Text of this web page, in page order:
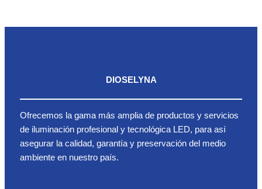
DIOSELYNA
Ofrecemos la gama más amplia de productos y servicios
de iluminación profesional y tecnológica LED, para así
asegurar la calidad, garantía y preservación del medio
ambiente en nuestro país.